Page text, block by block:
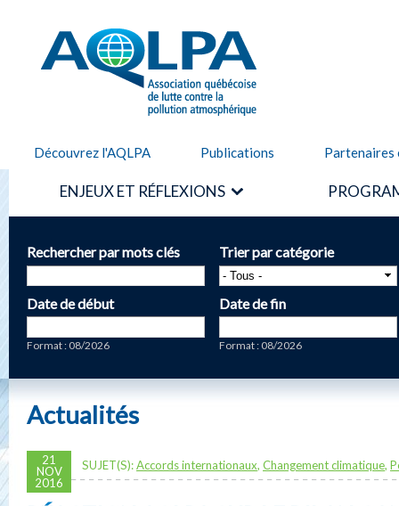
AQLPA
Découvrez l'AQLPA Publications Partenaires
ENJEUX ET RÉFLEXIONS
Rechercher par mots clés Trier par catégorie
Date de début
Format : 08/2026
Date de fin
Format : 08/2026
Actualités
21
NOV
2016
SUJET(S):Accords internationaux, Changement climatique,